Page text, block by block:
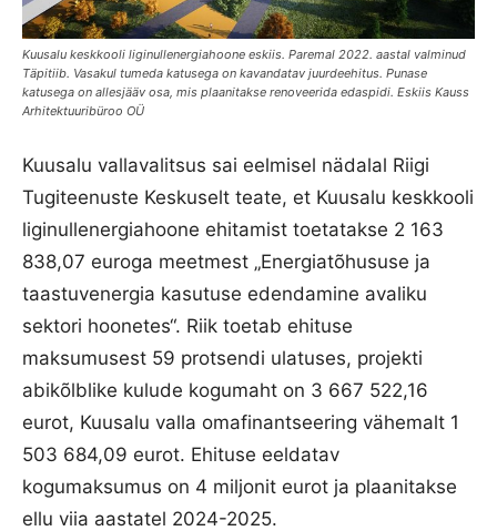
Kuusalu keskkooli liginullenergiahoone eskiis. Paremal 2022. aastal valminud
Täpitiib. Vasakul tumeda katusega on kavandatav juurdeehitus. Punase
katusega on allesjääv osa, mis plaanitakse renoveerida edaspidi. Eskiis Kauss
Arhitektuuribüroo OÜ
Kuusalu vallavalitsus sai eelmisel nädalal Riigi
Tugiteenuste Keskuselt teate, et Kuusalu keskkooli
liginullenergiahoone ehitamist toetatakse 2 163
838,07 euroga meetmest „Energiatõhususe ja
taastuvenergia kasutuse edendamine avaliku
sektori hoonetes“. Riik toetab ehituse
maksumusest 59 protsendi ulatuses, projekti
abikõlblike kulude kogumaht on 3 667 522,16
eurot, Kuusalu valla omafinantseering vähemalt 1
503 684,09 eurot. Ehituse eeldatav
kogumaksumus on 4 miljonit eurot ja plaanitakse
ellu viia aastatel 2024-2025.